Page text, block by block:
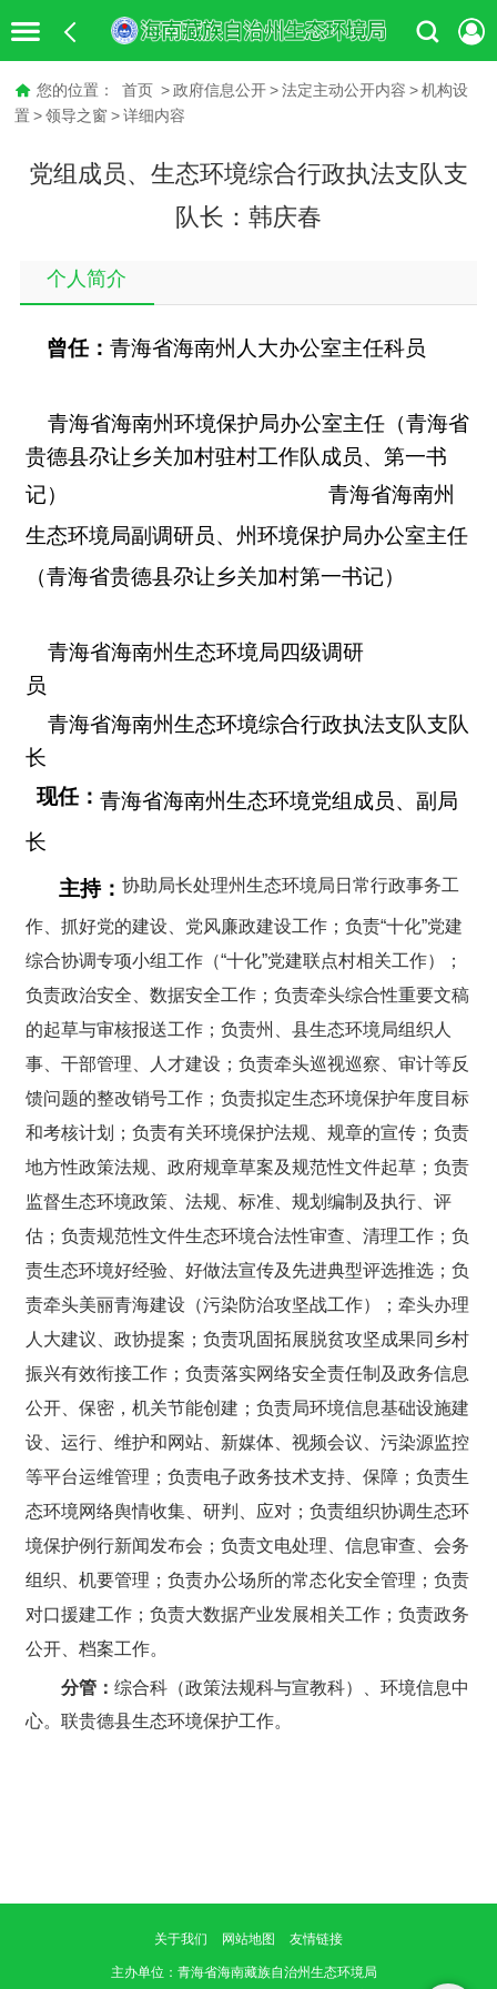
您的位置： 首页 > 政府信息公开 > 法定主动公开内容 > 机构设
置 > 领导之窗 > 详细内容
党组成员、生态环境综合行政执法支队支
队长： 韩庆春
个人简介
曾任： 青海省海南州人大办公室主任科员
青海省海南州环境保护局办公室主任（青海省
贵德县尕让乡关加村驻村工作队成员、第一书
记） 青海省海南州
生态环境局副调研员、州环境保护局办公室主任
（青海省贵德县尕让乡关加村第一书记）
青海省海南州生态环境局四级调研
员
青海省海南州生态环境综合行政执法支队支队
长
现任： 青海省海南州生态环境党组成员、副局
长
主持： 协助局长处理州生态环境局日常行政事务工
作、抓好党的建设、党风廉政建设工作；负责“十化”党建
综合协调专项小组工作（“十化”党建联点村相关工作）；
负责政治安全、数据安全工作；负责牵头综合性重要文稿
的起草与审核报送工作；负责州、县生态环境局组织人
事、干部管理、人才建设；负责牵头巡视巡察、审计等反
馈问题的整改销号工作；负责拟定生态环境保护年度目标
和考核计划；负责有关环境保护法规、规章的宣传；负责
地方性政策法规、政府规章草案及规范性文件起草；负责
监督生态环境政策、法规、标准、规划编制及执行、评
估；负责规范性文件生态环境合法性审查、清理工作；负
责生态环境好经验、好做法宣传及先进典型评选推选； 负
责牵头美丽青海建设 （污染防治攻坚战工作） ； 牵头办理
人大建议、政协提案；负责巩固拓展脱贫攻坚成果同乡村
振兴有效衔接工作；负责落实网络安全责任制及政务信息
公开、保密，机关节能创建；负责局环境信息基础设施建
设、运行、维护和网站、新媒体、视频会议、污染源监控
等平台运维管理；负责电子政务技术支持、保障；负责生
态环境网络舆情收集、研判、应对；负责组织协调生态环
境保护例行新闻发布会；负责文电处理、信息审查、会务
组织、机要管理；负责办公场所的常态化安全管理；负责
对口援建工作；负责大数据产业发展相关工作；负责政务
公开、档案工作。
分管： 综合科（政策法规科与宣教科）、环境信息中
心。联贵德县生态环境保护工作。
关于我们 网站地图 友情链接
主办单位 ：青海省海南藏族自治州生态环境局